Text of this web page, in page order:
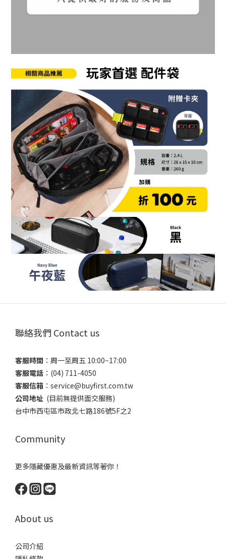
聯絡我們 Contact us
客服時間 ：​周一至周五 10:00~17:00
客服電話 ​：(04) 711-4050
客服信箱 ：​service@buyfirst.com.tw
公司地址 (目前無提供面交服務) ​
台中市西屯區市政北七路186號5F之2
Community
更多隱藏優惠及最新資訊等著你！
About us
公司介紹